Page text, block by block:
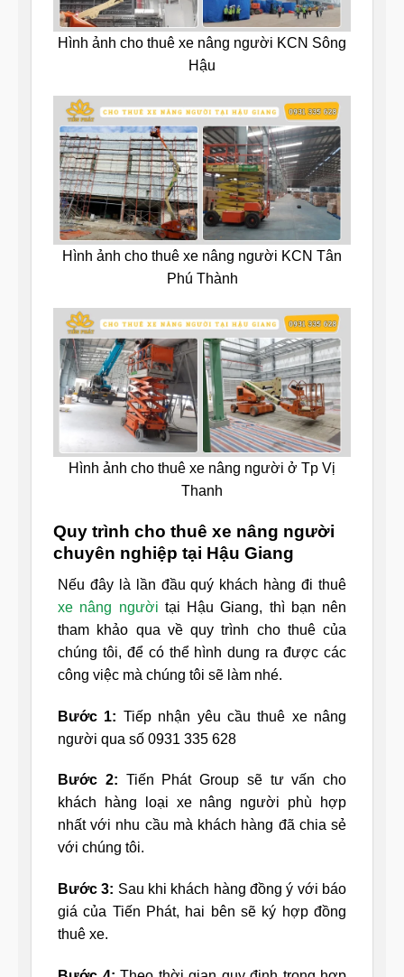
Hình ảnh cho thuê xe nâng người KCN Sông
Hậu
Hình ảnh cho thuê xe nâng người KCN Tân
Phú Thành
Hình ảnh cho thuê xe nâng người ở Tp Vị
Thanh
Quy trình cho thuê xe nâng người
chuyên nghiệp tại Hậu Giang
Nếu đây là lần đầu quý khách hàng đi thuê
xe nâng người tại Hậu Giang, thì bạn nên
tham khảo qua về quy trình cho thuê của
chúng tôi, để có thể hình dung ra được các
công việc mà chúng tôi sẽ làm nhé.
Bước 1: Tiếp nhận yêu cầu thuê xe nâng
người qua số 0931 335 628
Bước 2: Tiến Phát Group sẽ tư vấn cho
khách hàng loại xe nâng người phù hợp
nhất với nhu cầu mà khách hàng đã chia sẻ
với chúng tôi.
Bước 3: Sau khi khách hàng đồng ý với báo
giá của Tiến Phát, hai bên sẽ ký hợp đồng
thuê xe.